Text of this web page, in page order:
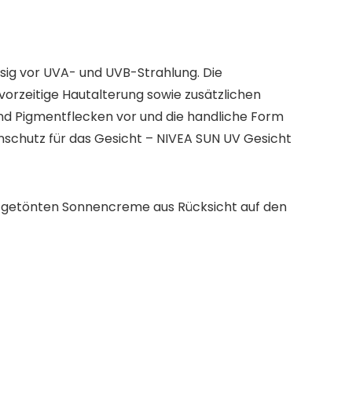
vor UVA- und UVB-Strahlung. Die
Hautalterung sowie zusätzlichen
Pigmentflecken vor und die handliche Form
für das Gesicht – NIVEA SUN UV Gesicht
Sonnencreme aus Rücksicht auf den